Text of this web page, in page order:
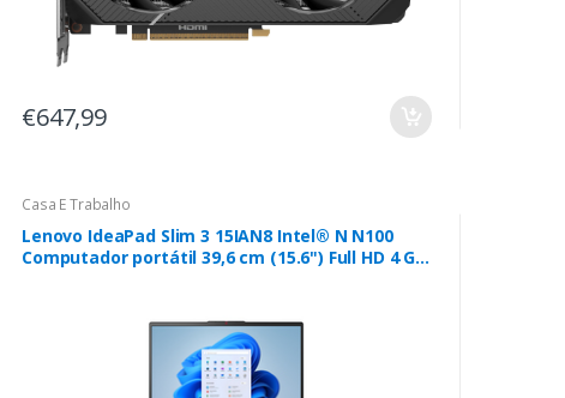
€647,99
Casa E Trabalho
Lenovo IdeaPad Slim 3 15IAN8 Intel® N N100
Computador portátil 39,6 cm (15.6") Full HD 4 GB